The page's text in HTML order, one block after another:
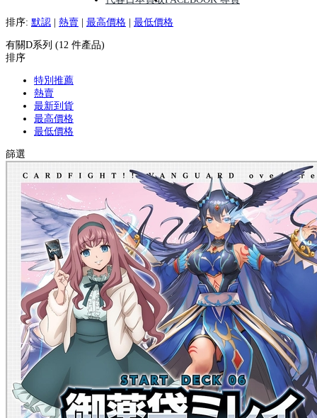
排序: 默認 熱賣 最高價格 最低價格
有關D系列 (12 件產品)
排序
特別推薦
熱賣
最新到貨
最高價格
最低價格
篩選